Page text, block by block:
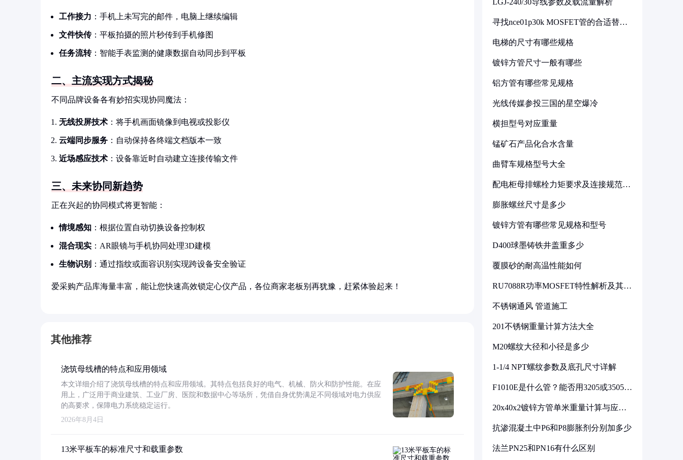
工作接力 ：手机上未写完的邮件，电脑上继续编辑
文件快传：平板拍摄的照片秒传到手机修图
任务流转：智能手表监测的健康数据自动同步到平板
二、主流实现方式揭秘
不同品牌设备各有妙招实现协同魔法：
无线投屏技术 ：将手机画面镜像到电视或投影仪
云端同步服务 ：自动保持各终端文档版本一致
近场感应技术 ：设备靠近时自动建立连接传输文件
三、未来协同新趋势
正在兴起的协同模式将更智能：
情境感知 ：根据位置自动切换设备控制权
混合现实 ：AR眼镜与手机协同处理3D建模
生物识别 ：通过指纹或面容识别实现跨设备安全验证
爱采购产品库海量丰富，能让您快速高效锁定心仪产品，各位商家老板别再犹豫，赶紧体验起来！
其他推荐
浇筑母线槽的特点和应用领域
本文详细介绍了浇筑母线槽的特点和应用领域。其特点包括良好的电气、机械、防火和防护性能。在应
用上，广泛用于商业建筑、工业厂房、医院和数据中心等场所，凭借自身优势满足不同领域对电力供应
的高要求，保障电力系统稳定运行。
2026年8月4日
13米平板车的标准尺寸和载重参数
LGJ-240/30导线参数及载流量解析
寻找nce01p30k MOSFET管的合适替代
电梯的尺寸有哪些规格
镀锌方管尺寸一般有哪些
铝方管有哪些常见规格
光线传媒参投三国的星空爆冷
横担型号对应重量
锰矿石产品化合水含量
曲臂车规格型号大全
配电柜母排螺栓力矩要求及连接规范详
膨胀螺丝尺寸是多少
镀锌方管有哪些常见规格和型号
D400球墨铸铁井盖重多少
覆膜砂的耐高温性能如何
RU7088R功率MOSFET特性解析及其在
不锈钢通风 管道施工
201不锈钢重量计算方法大全
M20螺纹大径和小径是多少
1-1/4 NPT螺纹参数及底孔尺寸详解
F1010E是什么管？能否用3205或3505代
20x40x2镀锌方管单米重量计算与应用
抗渗混凝土中P6和P8膨胀剂分别加多少
法兰PN25和PN16有什么区别